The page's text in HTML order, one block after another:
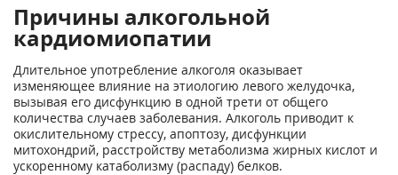
Причины алкогольной
кардиомиопатии
Длительное употребление алкоголя оказывает
изменяющее влияние на этиологию левого желудочка,
вызывая его дисфункцию в одной трети от общего
количества случаев заболевания. Алкоголь приводит к
окислительному стрессу, апоптозу, дисфункции
митохондрий, расстройству метаболизма жирных кислот и
ускоренному катаболизму (распаду) белков.